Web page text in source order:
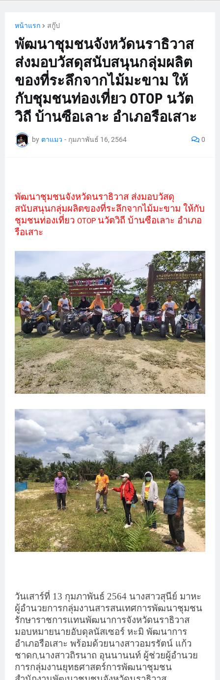
หน้าแรก สกู๊ป
พัฒนาชุมชนจังหวัดนราธิวาส
ส่งมอบวัสดุสนับสนุนกลุ่มผลิต
ของที่ระลึกจากไม้มะขาม ให้
กับชุมชนท่องเที่ยว OTOP นวัต
วิถี บ้านซือเลาะ อำเภอรือเสาะ
by ตาแมว - กุมภาพันธ์ 16, 2564 0
พัฒนาชุมชนจังหวัดนราธิวาส ส่งมอบวัสดุ
สนับสนุนกลุ่มผลิตของที่ระลึกจากไม้มะขาม ให้กับ
ชุมชนท่องเที่ยว OTOP นวัตวิถี บ้านซือเลาะ อำเภอ
รือเสาะ
วันเสาร์ที่ 13 กุมภาพันธ์ 2564 นางสาวสุนีย์ มาหะ
ผู้อำนวยการกลุ่มงานสารสนเทศการพัฒนาชุมชน
รักษาราชการแทนพัฒนาการจังหวัดนราธิวาส
มอบหมายนายอับดุลนัสเซอร์ หะมิ พัฒนาการ
อำเภอรือเสาะ พร้อมด้วยนางสาวอมรรัตน์ แก้ว
ชาดก,นางสาวถิรนาถ อุนนานนท์ ผู้ช่วยผู้อำนวย
การกลุ่มงานยุทธศาสตร์การพัฒนาชุมชน